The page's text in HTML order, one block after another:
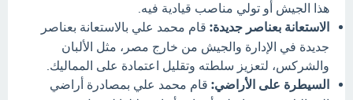
هذا الجيش أو تولي مناصب قيادية فيه.
الاستعانة بعناصر جديدة: قام محمد علي بالاستعانة بعناصر
جديدة في الإدارة والجيش من خارج مصر، مثل الألبان
والشركس، لتعزيز سلطته وتقليل اعتمادة على المماليك.
السيطرة على الأراضي: قام محمد علي بمصادرة أراضي